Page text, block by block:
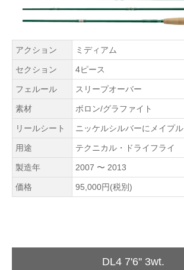
アクション ミディアム
セクション 4ピース
フェルール スリープオーバー
素材 ボロン/グラファイト
リールシート ニッケルシルバーにメイプル
用途 テクニカル・ドライフライ
製造年 2007 〜 2013
価格 95,000円(税別)
DL4 7'6'' 3wt.